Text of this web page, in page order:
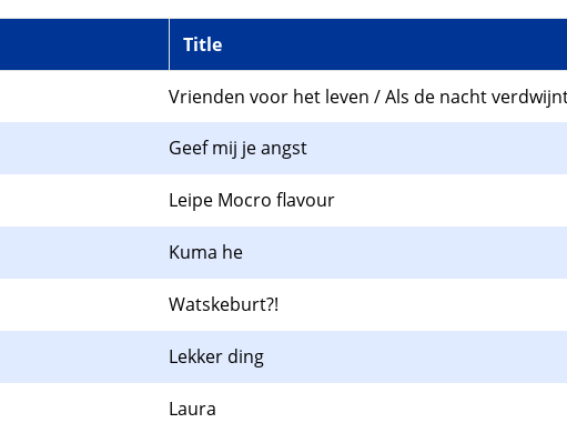
Title
Vrienden voor het leven / Als de nacht
Geef mij je angst
Leipe Mocro flavour
Kuma he
Watskeburt?!
Lekker ding
Laura